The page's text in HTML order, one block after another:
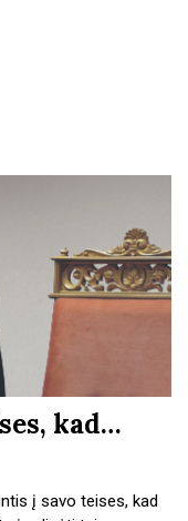
kad…
į savo teises, kad